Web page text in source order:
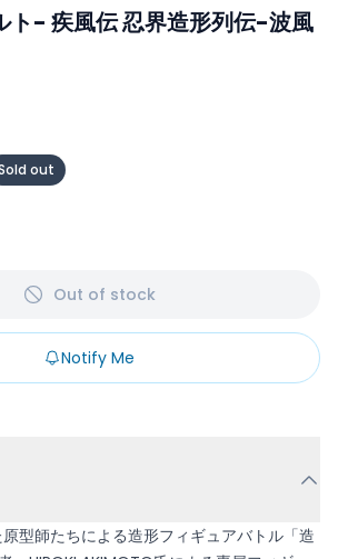
ト- 疾風伝 忍界造形列伝-波風
out
Out of stock
Notify Me
型師たちによる造形フィギュアバトル「造